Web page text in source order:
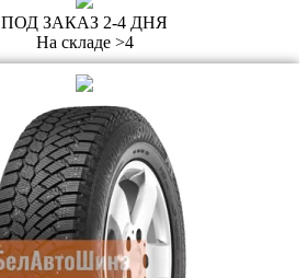
ПОД ЗАКАЗ 2-4 ДНЯ
На складе >4